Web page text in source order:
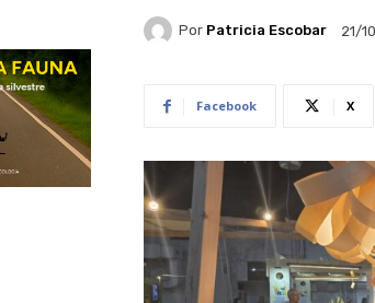
Por Patricia Escobar 21/
Facebook X